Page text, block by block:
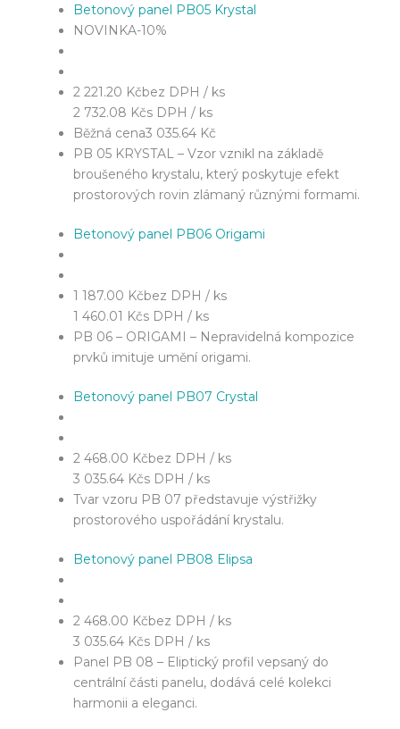
Betonový panel PB05 Krystal
NOVINKA-10%
2 221.20 Kčbez DPH / ks
2 732.08 Kčs DPH / ks
Běžná cena3 035.64 Kč
PB 05 KRYSTAL – Vzor vznikl na základě
broušeného krystalu, který poskytuje efekt
prostorových rovin zlámaný různými formami.
Betonový panel PB06 Origami
1 187.00 Kčbez DPH / ks
1 460.01 Kčs DPH / ks
PB 06 – ORIGAMI – Nepravidelná kompozice
prvků imituje umění origami.
Betonový panel PB07 Crystal
2 468.00 Kčbez DPH / ks
3 035.64 Kčs DPH / ks
Tvar vzoru PB 07 představuje výstřižky
prostorového uspořádání krystalu.
Betonový panel PB08 Elipsa
2 468.00 Kčbez DPH / ks
3 035.64 Kčs DPH / ks
Panel PB 08 – Eliptický profil vepsaný do
centrální části panelu, dodává celé kolekci
harmonii a eleganci.